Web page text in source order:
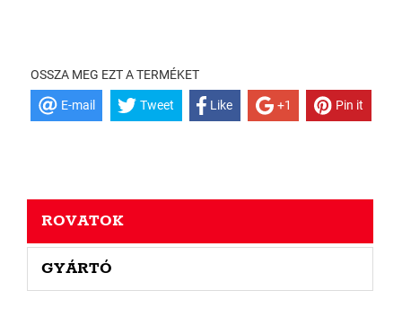
OSSZA MEG EZT A TERMÉKET
E-mail Tweet Like +1 Pin it
ROVATOK
GYÁRTÓ